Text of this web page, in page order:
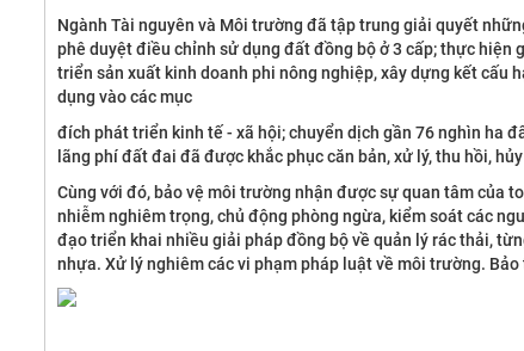
Ngành Tài nguyên và Môi trường đã tập trung giải quyết
phê duyệt điều chỉnh sử dụng đất đồng bộ ở 3 cấp; thực
triển sản xuất kinh doanh phi nông nghiệp, xây dựng kết cấu
dụng vào các mục
đích phát triển kinh tế - xã hội; chuyển dịch gần 76 nghìn ha
lãng phí đất đai đã được khắc phục căn bản, xử lý, thu hồi,
Cùng với đó, bảo vệ môi trường nhận được sự quan tâm của
nhiễm nghiêm trọng, chủ động phòng ngừa, kiểm soát các
đạo triển khai nhiều giải pháp đồng bộ về quản lý rác thải,
nhựa. Xử lý nghiêm các vi phạm pháp luật về môi trường.